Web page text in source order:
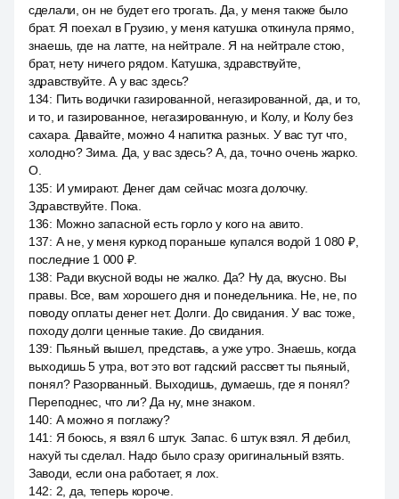
сделали, он не будет его трогать. Да, у меня также было
брат. Я поехал в Грузию, у меня катушка откинула прямо,
знаешь, где на латте, на нейтрале. Я на нейтрале стою,
брат, нету ничего рядом. Катушка, здравствуйте,
здравствуйте. А у вас здесь?
134: Пить водички газированной, негазированной, да, и то,
и то, и газированное, негазированную, и Колу, и Колу без
сахара. Давайте, можно 4 напитка разных. У вас тут что,
холодно? Зима. Да, у вас здесь? А, да, точно очень жарко.
О.
135: И умирают. Денег дам сейчас мозга долочку.
Здравствуйте. Пока.
136: Можно запасной есть горло у кого на авито.
137: А не, у меня куркод пораньше купался водой 1 080 ₽,
последние 1 000 ₽.
138: Ради вкусной воды не жалко. Да? Ну да, вкусно. Вы
правы. Все, вам хорошего дня и понедельника. Не, не, по
поводу оплаты денег нет. Долги. До свидания. У вас тоже,
походу долги ценные такие. До свидания.
139: Пьяный вышел, представь, а уже утро. Знаешь, когда
выходишь 5 утра, вот это вот гадский рассвет ты пьяный,
понял? Разорванный. Выходишь, думаешь, где я понял?
Переподнес, что ли? Да ну, мне знаком.
140: А можно я поглажу?
141 : Я боюсь, я взял 6 штук. Запас. 6 штук взял. Я дебил,
нахуй ты сделал. Надо было сразу оригинальный взять.
Заводи, если она работает, я лох.
142: 2, да, теперь короче.